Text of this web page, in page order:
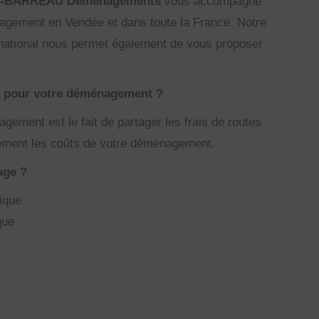
en Vendée et dans toute la France. Notre
nous permet également de vous proposer
pour votre déménagement ?
est le fait de partager les frais de routes
les coûts de votre déménagement.
?